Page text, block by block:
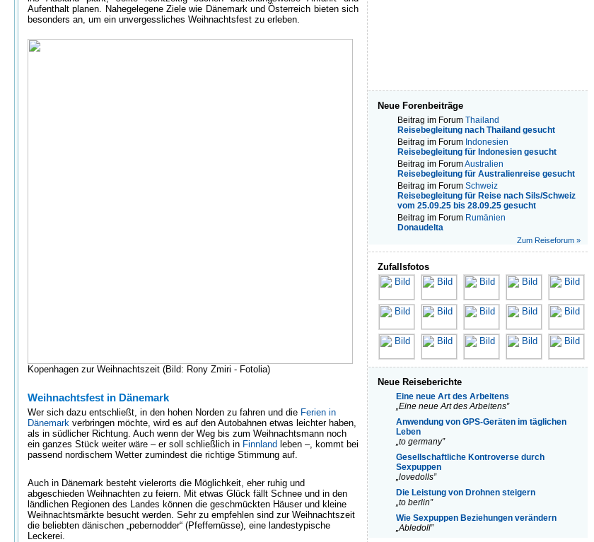
Aufenthalt planen. Nahegelegene Ziele wie Dänemark und Österreich bieten sich
besonders an, um ein unvergessliches Weihnachtsfest zu erleben.
Kopenhagen zur Weihnachtszeit (Bild: Rony Zmiri - Fotolia)
Weihnachtsfest in Dänemark
Wer sich dazu entschließt, in den hohen Norden zu fahren und die Ferien in
Dänemark verbringen möchte, wird es auf den Autobahnen etwas leichter haben,
als in südlicher Richtung. Auch wenn der Weg bis zum Weihnachtsmann noch
ein ganzes Stück weiter wäre – er soll schließlich in Finnland leben –, kommt bei
passend nordischem Wetter zumindest die richtige Stimmung auf.
Auch in Dänemark besteht vielerorts die Möglichkeit, eher ruhig und
abgeschieden Weihnachten zu feiern. Mit etwas Glück fällt Schnee und in den
ländlichen Regionen des Landes können die geschmückten Häuser und kleine
Weihnachtsmärkte besucht werden. Sehr zu empfehlen sind zur Weihnachtszeit
die beliebten dänischen „pebernodder“ (Pfeffernüsse), eine landestypische
Leckerei.
Neue Forenbeiträge
Beitrag im Forum Thailand
Reisebegleitung nach Thailand gesucht
Beitrag im Forum Indonesien
Reisebegleitung für Indonesien gesucht
Beitrag im ForumAustralien
Reisebegleitung für Australienreise gesucht
Beitrag im Forum Schweiz
Reisebegleitung für Reise nach Sils/Schweiz
vom 25.09.25 bis 28.09.25 gesucht
Beitrag im Forum Rumänien
Donaudelta
Zum Reiseforum »
Zufallsfotos
Neue Reiseberichte
Eine neue Art des Arbeitens
„Eine neue Art des Arbeitens”
Anwendung von GPS-Geräten im täglichen
Leben
„to germany”
Gesellschaftliche Kontroverse durch
Sexpuppen
„lovedolls”
Die Leistung von Drohnen steigern
„to berlin”
Wie Sexpuppen Beziehungen verändern
„Abledoll”